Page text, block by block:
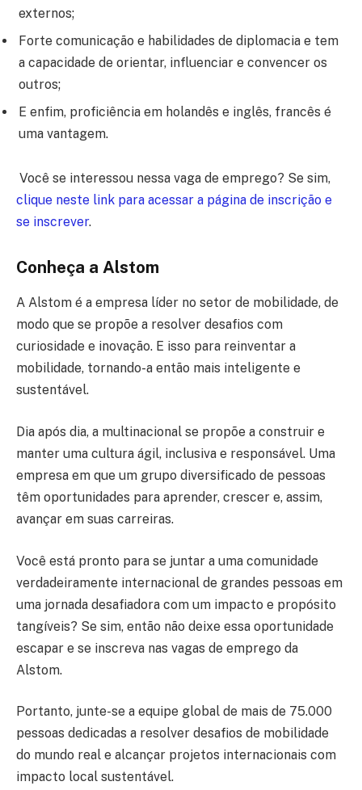
externos;
Forte comunicação e habilidades de diplomacia e tem
a capacidade de orientar, influenciar e convencer os
outros;
E enfim, proficiência em holandês e inglês, francês é
uma vantagem.
Você se interessou nessa vaga de emprego? Se sim,
clique neste link para acessar a página de inscrição e
se inscrever.
Conheça a Alstom
A Alstom é a empresa líder no setor de mobilidade, de
modo que se propõe a resolver desafios com
curiosidade e inovação. E isso para reinventar a
mobilidade, tornando-a então mais inteligente e
sustentável.
Dia após dia, a multinacional se propõe a construir e
manter uma cultura ágil, inclusiva e responsável. Uma
empresa em que um grupo diversificado de pessoas
têm oportunidades para aprender, crescer e, assim,
avançar em suas carreiras.
Você está pronto para se juntar a uma comunidade
verdadeiramente internacional de grandes pessoas em
uma jornada desafiadora com um impacto e propósito
tangíveis? Se sim, então não deixe essa oportunidade
escapar e se inscreva nas vagas de emprego da
Alstom.
Portanto, junte-se a equipe global de mais de 75.000
pessoas dedicadas a resolver desafios de mobilidade
do mundo real e alcançar projetos internacionais com
impacto local sustentável.